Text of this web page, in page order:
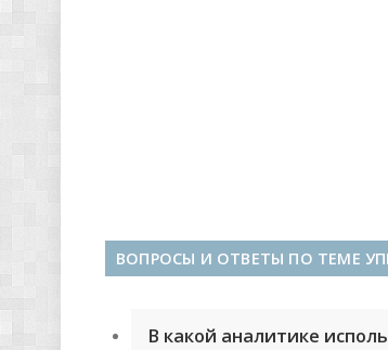
ВОПРОСЫ И ОТВЕТЫ ПО ТЕМЕ
В какой аналитике